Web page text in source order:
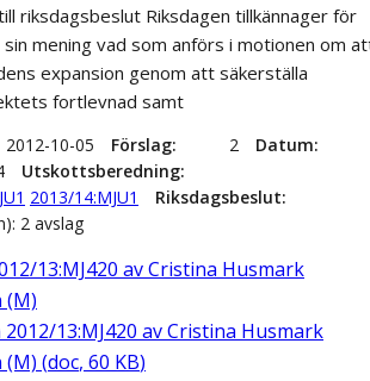
riksdagsbeslut Riksdagen tillkännager för
mening vad som anförs i motionen om
expansion genom att säkerställa
fortlevnad samt
2012-10-05 Förslag 2
Datum
Utskottsberedning
2013/14:MJU1
Riksdagsbeslut
2 avslag
13:MJ420 av Cristina Husmark
(M)
13:MJ420 av Cristina Husmark
(M) (doc, 60 KB)